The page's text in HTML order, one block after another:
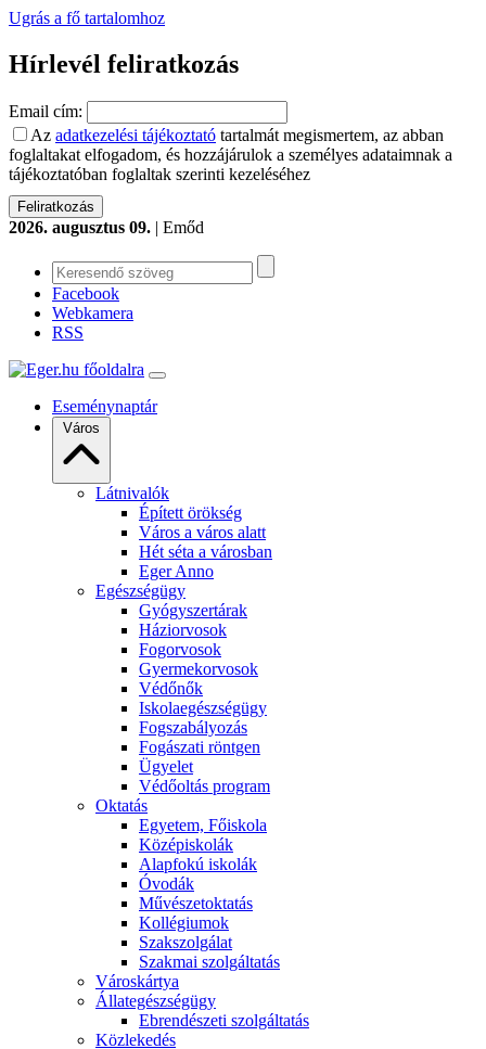
Ugrás a fő tartalomhoz
Hírlevél feliratkozás
Email cím:
Az adatkezelési tájékoztató tartalmát megismertem, az abban
foglaltakat elfogadom, és hozzájárulok a személyes adataimnak a
tájékoztatóban foglaltak szerinti kezeléséhez
2026. augusztus 09. | Emőd
Facebook
Webkamera
RSS
Eseménynaptár
Város
Látnivalók
Épített örökség
Város a város alatt
Hét séta a városban
Eger Anno
Egészségügy
Gyógyszertárak
Háziorvosok
Fogorvosok
Gyermekorvosok
Védőnők
Iskolaegészségügy
Fogszabályozás
Fogászati röntgen
Ügyelet
Védőoltás program
Oktatás
Egyetem, Főiskola
Középiskolák
Alapfokú iskolák
Óvodák
Művészetoktatás
Kollégiumok
Szakszolgálat
Szakmai szolgáltatás
Városkártya
Állategészségügy
Ebrendészeti szolgáltatás
Közlekedés